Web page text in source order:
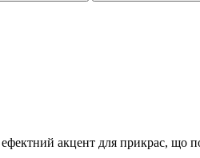
акцент для прикрас, що